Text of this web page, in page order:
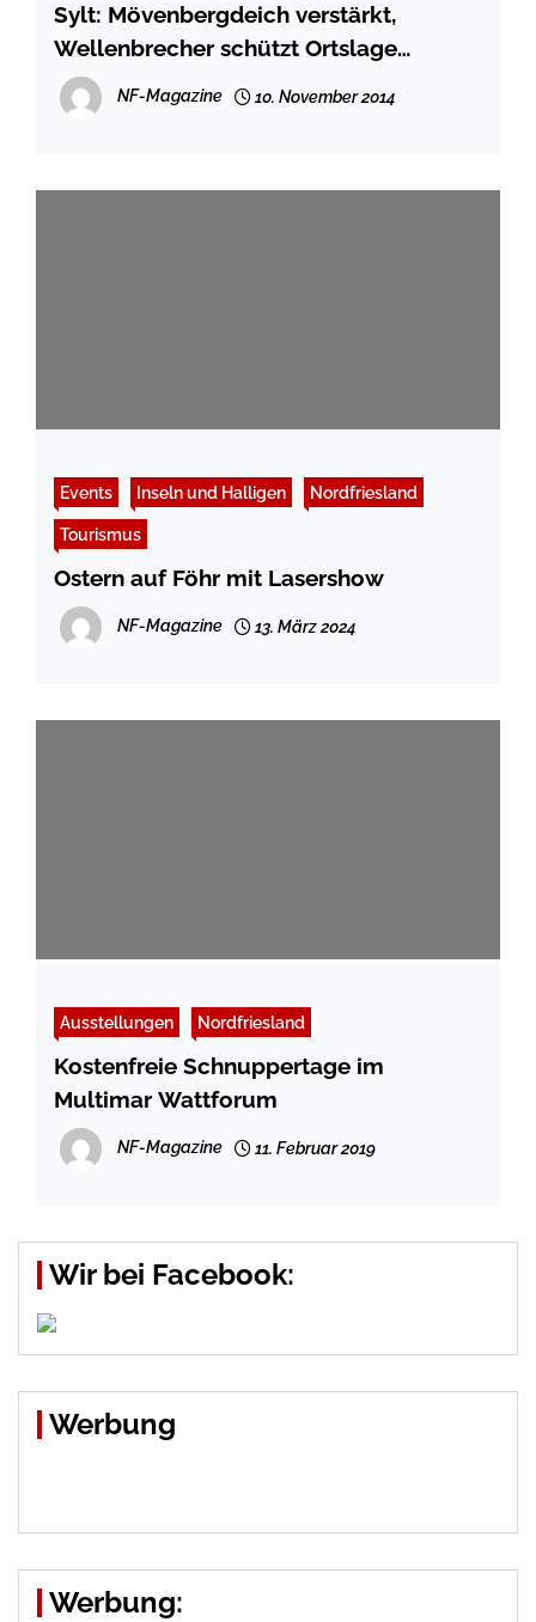
Sylt: Mövenbergdeich verstärkt,
Wellenbrecher schützt Ortslage
Hörnum
NF-Magazine 10. November 2014
Events Inseln und Halligen Nordfriesland
Tourismus
Ostern auf Föhr mit Lasershow
NF-Magazine 13. März 2024
Ausstellungen Nordfriesland
Kostenfreie Schnuppertage im
Multimar Wattforum
NF-Magazine 11. Februar 2019
Wir bei Facebook:
Werbung
Werbung: